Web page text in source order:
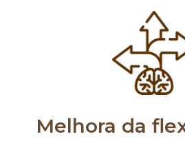
Melhora da